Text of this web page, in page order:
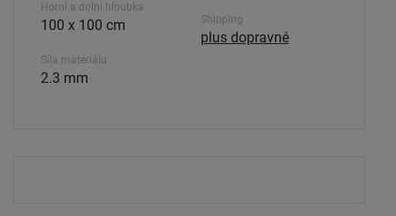
Horní a dolní hloubka
100 x 100 cm
Síla materiálu
2.3 mm
Shipping
plus dopravné